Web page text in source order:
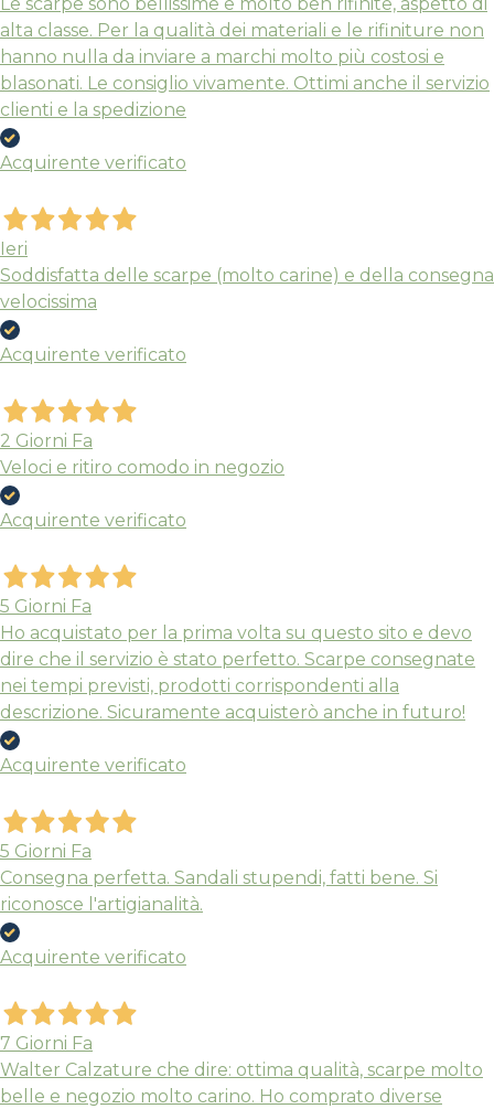
Le scarpe sono bellissime e molto ben rifinite, aspetto di
alta classe. Per la qualità dei materiali e le rifiniture non
hanno nulla da inviare a marchi molto più costosi e
blasonati. Le consiglio vivamente. Ottimi anche il servizio
clienti e la spedizione
Acquirente verificato
Ieri
Soddisfatta delle scarpe (molto carine) e della consegna
velocissima
Acquirente verificato
2 Giorni Fa
Veloci e ritiro comodo in negozio
Acquirente verificato
5 Giorni Fa
Ho acquistato per la prima volta su questo sito e devo
dire che il servizio è stato perfetto. Scarpe consegnate
nei tempi previsti, prodotti corrispondenti alla
descrizione. Sicuramente acquisterò anche in futuro!
Acquirente verificato
5 Giorni Fa
Consegna perfetta. Sandali stupendi, fatti bene. Si
riconosce l'artigianalità.
Acquirente verificato
7 Giorni Fa
Walter Calzature che dire: ottima qualità, scarpe molto
belle e negozio molto carino. Ho comprato diverse
Nuovi ribassi fino al 70%
Spedizioni garantite prima della
chiusura solo per gli ordini effettuati
APPROFITTANE ORA